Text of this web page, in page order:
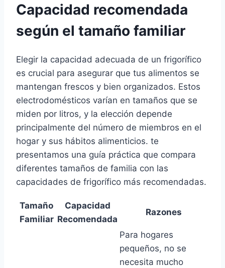
Capacidad recomendada
según el tamaño familiar
Elegir la capacidad adecuada de un frigorífico
es crucial para asegurar que tus alimentos se
mantengan frescos y bien organizados. Estos
electrodomésticos varían en tamaños que se
miden por litros, y la elección depende
principalmente del número de miembros en el
hogar y sus hábitos alimenticios. te
presentamos una guía práctica que compara
diferentes tamaños de familia con las
capacidades de frigorífico más recomendadas.
Tamaño
Familiar
Capacidad
Recomendada
Razones
Para hogares
pequeños, no se
necesita mucho